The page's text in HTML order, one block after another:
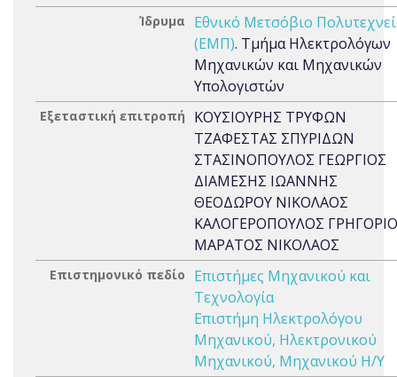
Ίδρυμα
Εθνικό Μετσόβιο
(ΕΜΠ). Τμήμα Ηλεκτρολόγων
Μηχανικών και Μηχανικών
Υπολογιστών
Εξεταστική επιτροπή
ΚΟΥΣΙΟΥΡΗΣ ΤΡΥΦΩΝ
ΤΖΑΦΕΣΤΑΣ ΣΠΥΡΙΔΩΝ
ΣΤΑΣΙΝΟΠΟΥΛΟΣ ΓΕΩΡΓΙΟΣ
ΔΙΑΜΕΣΗΣ ΙΩΑΝΝΗΣ
ΘΕΟΔΩΡΟΥ ΝΙΚΟΛΑΟΣ
ΚΑΛΟΓΕΡΟΠΟΥΛΟΣ
ΜΑΡΑΤΟΣ ΝΙΚΟΛΑΟΣ
Επιστημονικό πεδίο
Επιστήμες Μηχανικού και
Τεχνολογία
Επιστήμη Ηλεκτρολόγου
Μηχανικού, Ηλεκτρονικού
Μηχανικού, Μηχανικού Η/Υ